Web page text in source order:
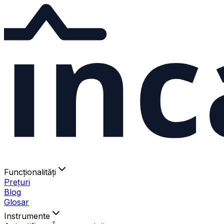
Funcționalități
Prețuri
Blog
Glosar
Instrumente